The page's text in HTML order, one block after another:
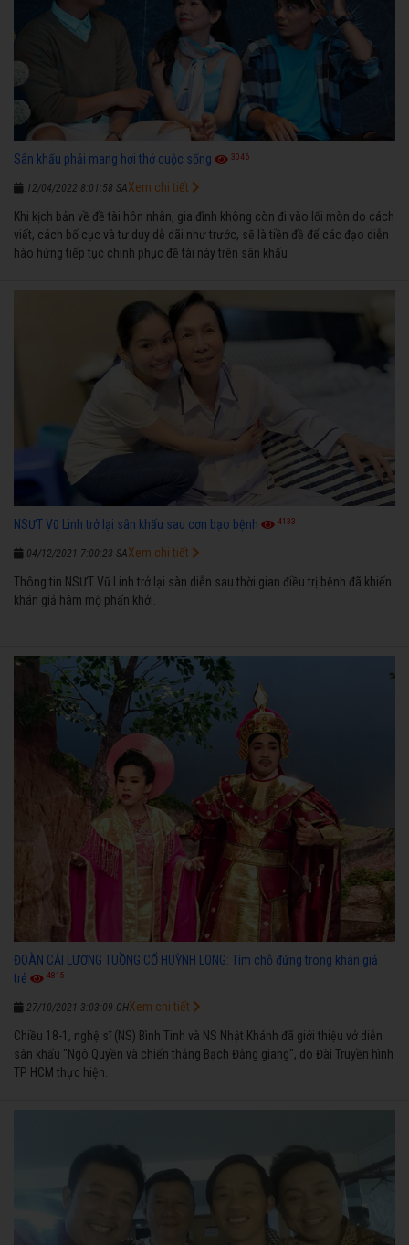
Sân khấu phải mang hơi thở cuộc sống 3046
12/04/2022 8:01:58 SA
Khi kịch bản về đề tài hôn nhân, gia đình không còn đi vào lối mòn do cách
viết, cách bố cục và tư duy dễ dãi như trước, sẽ là tiền đề để các đạo diễn
hào hứng tiếp tục chinh phục đề tài này trên sân khấu
Xem chi tiết
NSƯT Vũ Linh trở lại sân khấu sau cơn bạo bệnh 4133
04/12/2021 7:00:23 SA
Thông tin NSƯT Vũ Linh trở lại sàn diễn sau thời gian điều trị bệnh đã khiến
khán giả hâm mộ phấn khởi.
Xem chi tiết
ĐOÀN CẢI LƯƠNG TUỒNG CỔ HUỲNH LONG: Tìm chỗ đứng trong khán giả
trẻ
4815
27/10/2021 3:03:09 CH
Chiều 18-1, nghệ sĩ (NS) Bình Tinh và NS Nhật Khánh đã giới thiệu vở diễn
sân khấu "Ngô Quyền và chiến thắng Bạch Đằng giang", do Đài Truyền hình
TP HCM thực hiện.
Xem chi tiết